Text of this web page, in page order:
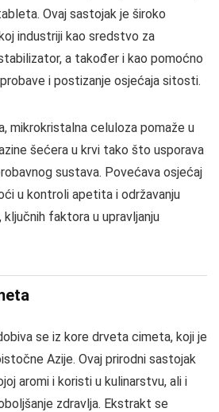
Ovaj sastojak je široko
industriji kao sredstvo za
a također i kao pomoćno
i postizanje osjećaja sitosti.
mikrokristalna celuloza pomaže u
šećera u krvi tako što usporava
sustava. Povećava osjećaj
u kontroli apetita i održavanju
faktora u upravljanju
se iz kore drveta cimeta, koji je
Azije. Ovaj prirodni sastojak
aromi i koristi u kulinarstvu, ali i
zdravlja. Ekstrakt se